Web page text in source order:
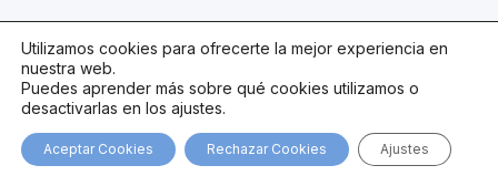
Utilizamos cookies para ofrecerte la mejor experiencia en
nuestra web.
Puedes aprender más sobre qué cookies utilizamos o
desactivarlas en los ajustes.
Aceptar Cookies Rechazar Cookies Ajustes